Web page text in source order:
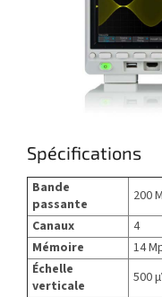
Spécifications
Bande
passante
200
Canaux
4
Mémoire
14
Échelle
verticale
500